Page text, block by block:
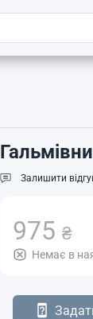
Залишити
975 ₴
Немає в